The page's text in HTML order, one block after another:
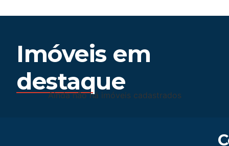
Imóveis em
destaque
Ainda não há imóveis cadastrados